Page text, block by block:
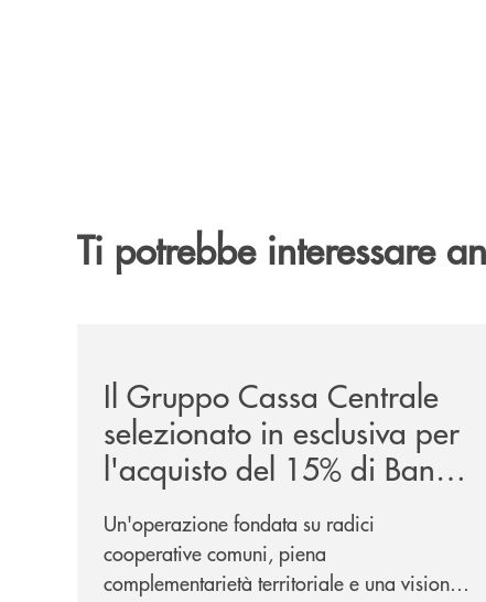
Ti potrebbe interessare
Il Gruppo Cassa Centrale
selezionato in esclusiva per
l'acquisto del 15% di Banca
Cambiano 1884
Un'operazione fondata su radici
cooperative comuni, piena
complementarietà territoriale e una visione